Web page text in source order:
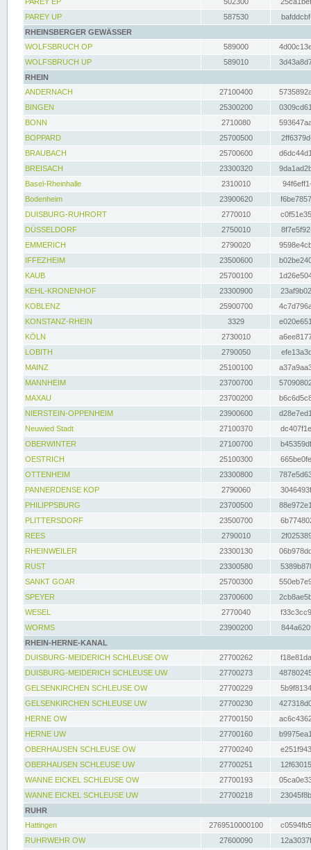
PAREY UP
587530
RHEINSBERGER GEWÄSSER
WOLFSBRUCH OP
589000
WOLFSBRUCH UP
589010
RHEIN
ANDERNACH
27100400
BINGEN
25300200
BONN
2710080
BOPPARD
25700500
BRAUBACH
25700600
BREISACH
23300320
Basel-Rheinhalle
2310010
Bodenheim
23900620
DUISBURG-RUHRORT
2770010
DÜSSELDORF
2750010
EMMERICH
2790020
IFFEZHEIM
23500600
KAUB
25700100
KEHL-KRONENHOF
23300900
KOBLENZ
25900700
KONSTANZ-RHEIN
3329
KÖLN
2730010
LOBITH
2790050
MAINZ
25100100
MANNHEIM
23700700
MAXAU
23700200
NIERSTEIN-OPPENHEIM
23900600
Neuwied Stadt
27100370
OBERWINTER
27100700
OESTRICH
25100300
OTTENHEIM
23300800
PANNERDENSE KOP
2790060
PHILIPPSBURG
23700500
PLITTERSDORF
23500700
REES
2790010
RHEINWEILER
23300130
RUST
23300580
SANKT GOAR
25700300
SPEYER
23700600
WESEL
2770040
WORMS
23900200
RHEIN-HERNE-KANAL
DUISBURG-MEIDERICH SCHLEUSE OW
27700262
DUISBURG-MEIDERICH SCHLEUSE UW
27700273
GELSENKIRCHEN SCHLEUSE OW
27700229
GELSENKIRCHEN SCHLEUSE UW
27700230
HERNE OW
27700150
HERNE UW
27700160
OBERHAUSEN SCHLEUSE OW
27700240
OBERHAUSEN SCHLEUSE UW
27700251
WANNE EICKEL SCHLEUSE OW
27700193
WANNE EICKEL SCHLEUSE UW
27700218
RUHR
Hattingen
2769510000100
RUHRWEHR OW
27600090